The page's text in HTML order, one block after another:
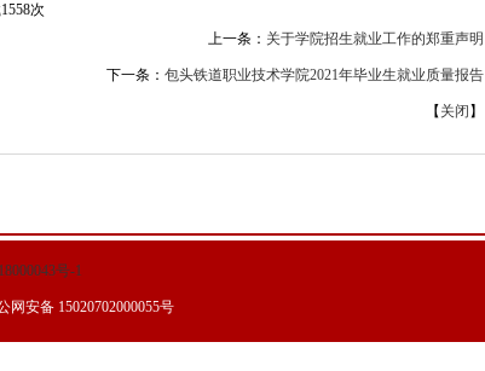
1558次
上一条： 关于学院招生就业工作的郑重声明
下一条： 包头铁道职业技术学院2021年毕业生就业质量报告
【 关闭 】
号-1
安备 15020702000055号